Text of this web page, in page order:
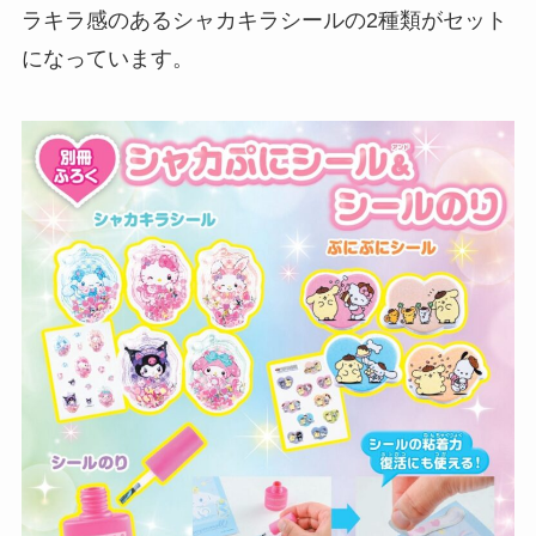
ラキラ感のあるシャカキラシールの2種類がセット
になっています。